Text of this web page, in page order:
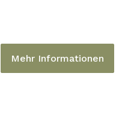
Mehr Informationen